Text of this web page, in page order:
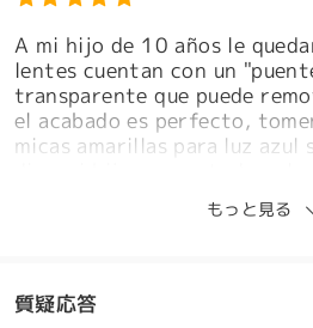
A mi hijo de 10 años le
lentes cuentan con un
transparente que puede
el acabado es perfecto,
micas amarillas para luz azul
Feb 20 , 2025もっと見る
質疑応答